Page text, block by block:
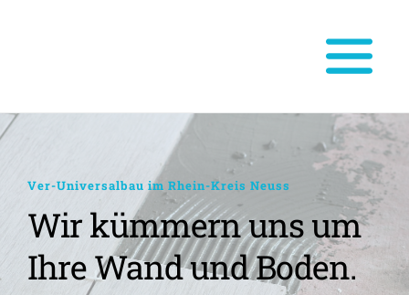
Ver-Universalbau im Rhein-Kreis Neuss
Wir kümmern uns um
Ihre Wand und Boden.